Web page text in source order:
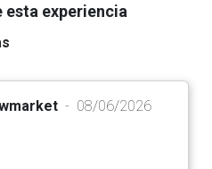
esta experiencia
08/06/2026